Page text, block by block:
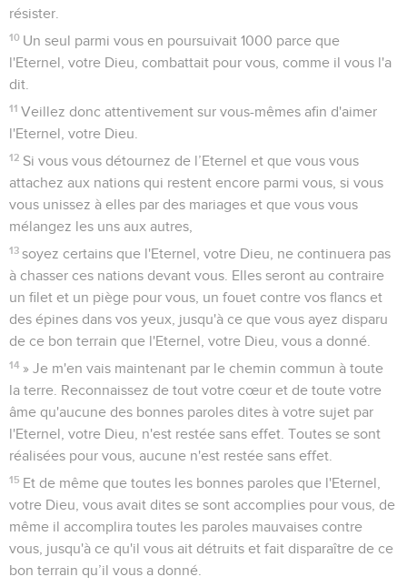
résister.
10 Un seul parmi vous en poursuivait 1000 parce que
l'Eternel, votre Dieu, combattait pour vous, comme il vous l'a
dit.
11 Veillez donc attentivement sur vous-mêmes afin d'aimer
l'Eternel, votre Dieu.
12 Si vous vous détournez de l’Eternel et que vous vous
attachez aux nations qui restent encore parmi vous, si vous
vous unissez à elles par des mariages et que vous vous
mélangez les uns aux autres,
13 soyez certains que l'Eternel, votre Dieu, ne continuera pas
à chasser ces nations devant vous. Elles seront au contraire
un filet et un piège pour vous, un fouet contre vos flancs et
des épines dans vos yeux, jusqu'à ce que vous ayez disparu
de ce bon terrain que l'Eternel, votre Dieu, vous a donné.
14 » Je m'en vais maintenant par le chemin commun à toute
la terre. Reconnaissez de tout votre cœur et de toute votre
âme qu'aucune des bonnes paroles dites à votre sujet par
l'Eternel, votre Dieu, n'est restée sans effet. Toutes se sont
réalisées pour vous, aucune n'est restée sans effet.
15 Et de même que toutes les bonnes paroles que l'Eternel,
votre Dieu, vous avait dites se sont accomplies pour vous, de
même il accomplira toutes les paroles mauvaises contre
vous, jusqu'à ce qu'il vous ait détruits et fait disparaître de ce
bon terrain qu’il vous a donné.